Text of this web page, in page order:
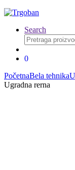
Search
Pretraga
za:
0
PočetnaBela tehnika
Ugradna rerna